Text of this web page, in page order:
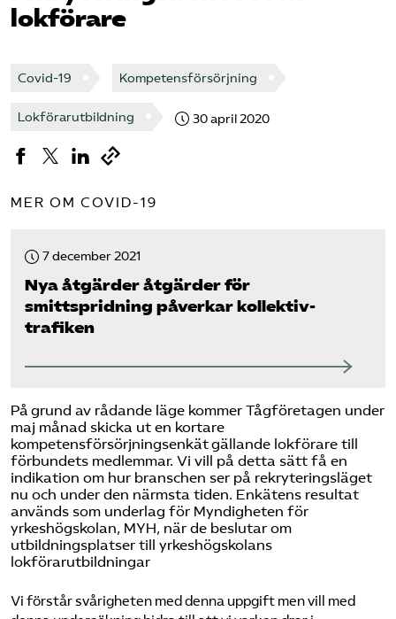
Bli medlem
Logga in på Arbetsgivarguiden
lokförare
Covid-19 Kompetensförsörjning
Lokförarutbildning 30 april 2020
MER OM COVID-19
7 december 2021
Nya åtgärder åtgärder för
smittspridning påverkar kollektiv­
trafiken
På grund av rådande läge kommer Tågföretagen under
maj månad skicka ut en kortare
kompetensförsörjningsenkät gällande lokförare till
förbundets medlemmar. Vi vill på detta sätt få en
indikation om hur branschen ser på rekryteringsläget
nu och under den närmsta tiden. Enkätens resultat
används som underlag för Myndigheten för
yrkeshögskolan, MYH, när de beslutar om
utbildningsplatser till yrkeshögskolans
lokförarutbildningar
Vi förstår svårigheten med denna uppgift men vill med